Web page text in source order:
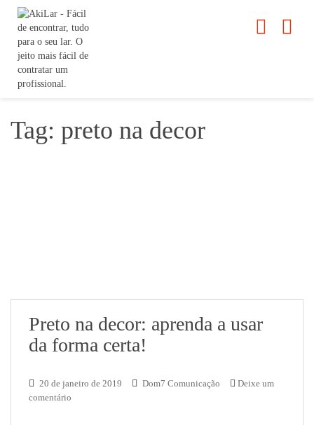
Tag: preto na decor
Preto na decor: aprenda a usar
da forma certa!
20 de janeiro de 2019 Dom7 Comunicação
Deixe um
comentário